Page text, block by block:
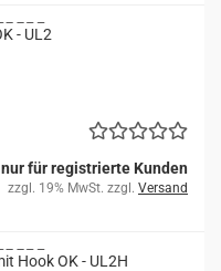
- UL2
für registrierte Kunden
zzgl. 19% MwSt. zzgl. Versand
Hook OK - UL2H